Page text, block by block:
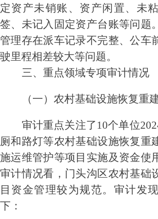
定资产未销账 、 资产闲置、 未
签、 未记入固定资产台账等问题
管理存在派车记录不完整、公车
驶里程相差较大等问题。
三、重点领域专项审计情况
（一） 农村基础设施恢复重
审计重点关注了 10个单位
厕和路灯等农村基础设施恢复重
施运维管护等项目实施及资金使
审计情况看， 门头沟区农村基础
目资金管理较为规范。 审计发
下：